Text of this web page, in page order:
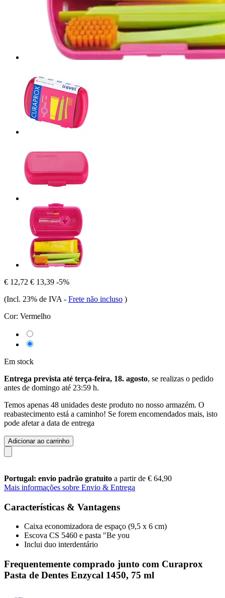
€ 12,72 € 13,39 -5%
(Incl. 23% de IVA - Frete não incluso )
Cor: Vermelho
Em stock
Entrega prevista até terça-feira, 18. agosto, se realizas o pedido
antes de domingo até 23:59 h.
Temos apenas 48 unidades deste produto no nosso armazém. O
reabastecimento está a caminho! Se forem encomendados mais, isto
pode afetar a data de entrega
Adicionar ao carrinho
Portugal: envio padrão gratuito a partir de € 64,90
Mais informações sobre Envio & Entrega
Características & Vantagens
Caixa economizadora de espaço (9,5 x 6 cm)
Escova CS 5460 e pasta "Be you
Inclui duo interdentário
Frequentemente comprado junto com Curaprox
Pasta de Dentes Enzycal 1450, 75 ml